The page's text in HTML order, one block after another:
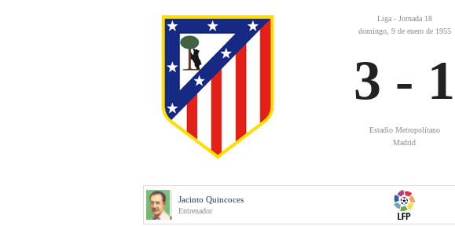
Liga - Jornada 18
domingo, 9 de enero de 1955
3 - 1
Estadio Metropolitano
Madrid
Jacinto Quincoces
Entrenador